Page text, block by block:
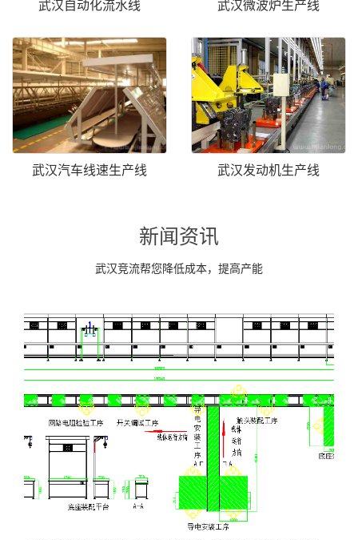
武汉自动化流水线 武汉微波炉生产线
武汉汽车线速生产线 武汉发动机生产线
新闻资讯
武汉竞流帮您降低成本，提高产能